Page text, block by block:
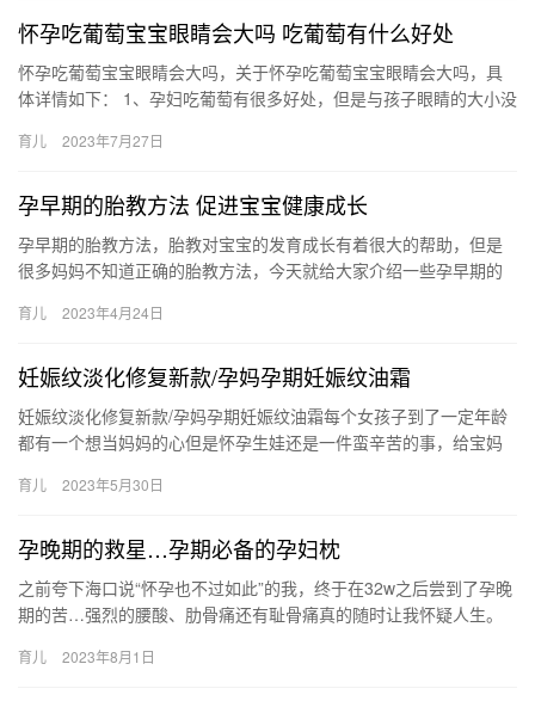
怀孕吃葡萄宝宝眼睛会大吗 吃葡萄有什么好处
怀孕吃葡萄宝宝眼睛会大吗，关于怀孕吃葡萄宝宝眼睛会大吗，具
体详情如下： 1、孕妇吃葡萄有很多好处，但是与孩子眼睛的大小没
…
育儿 2023年7月27日
孕早期的胎教方法 促进宝宝健康成长
孕早期的胎教方法，胎教对宝宝的发育成长有着很大的帮助，但是
很多妈妈不知道正确的胎教方法，今天就给大家介绍一些孕早期的
握…
育儿 2023年4月24日
妊娠纹淡化修复新款/孕妈孕期妊娠纹油霜
妊娠纹淡化修复新款/孕妈孕期妊娠纹油霜每个女孩子到了一定年龄
都有一个想当妈妈的心但是怀孕生娃还是一件蛮辛苦的事，给宝妈
期…
育儿 2023年5月30日
孕晚期的救星…孕期必备的孕妇枕
之前夸下海口说“怀孕也不过如此”的我，终于在32w之后尝到了孕晚
期的苦…强烈的腰酸、肋骨痛还有耻骨痛真的随时让我怀疑人生。
育儿 2023年8月1日